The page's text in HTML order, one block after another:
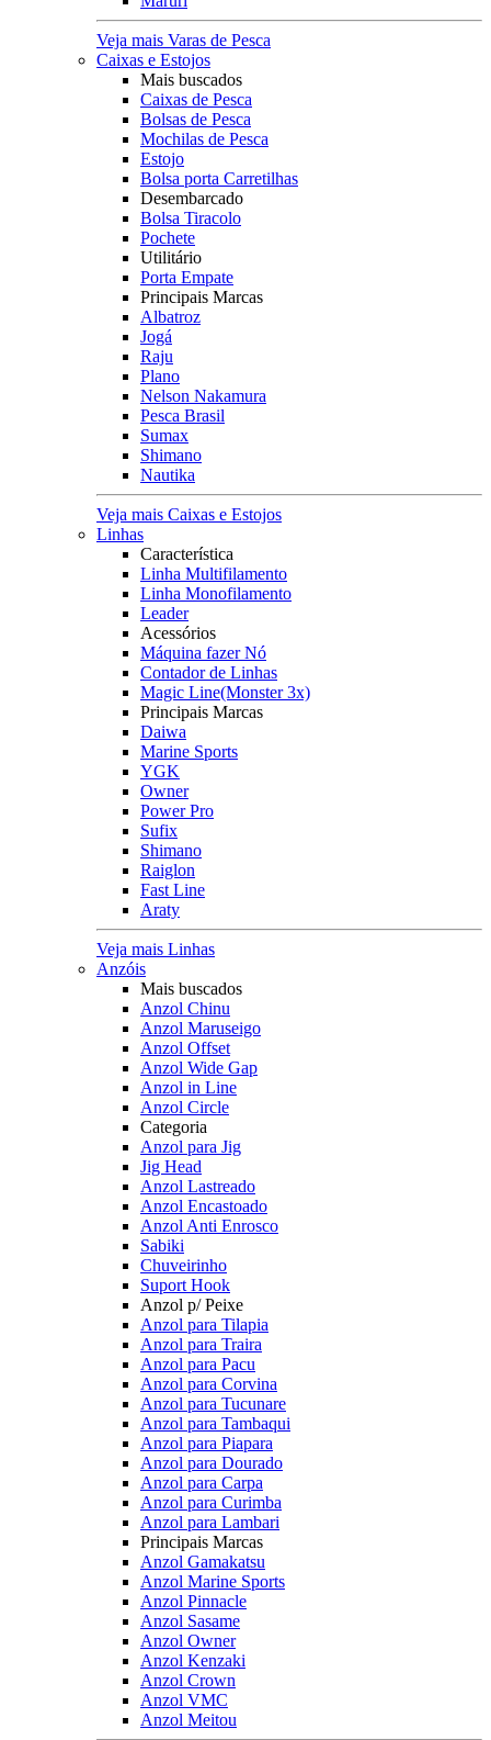
Veja mais Varas de Pesca
Caixas e Estojos
Mais buscados
Caixas de Pesca
Bolsas de Pesca
Mochilas de Pesca
Estojo
Bolsa porta Carretilhas
Desembarcado
Bolsa Tiracolo
Pochete
Utilitário
Porta Empate
Principais Marcas
Albatroz
Jogá
Raju
Plano
Nelson Nakamura
Pesca Brasil
Sumax
Shimano
Nautika
Veja mais Caixas e Estojos
Linhas
Característica
Linha Multifilamento
Linha Monofilamento
Leader
Acessórios
Máquina fazer Nó
Contador de Linhas
Magic Line(Monster 3x)
Principais Marcas
Daiwa
Marine Sports
YGK
Owner
Power Pro
Sufix
Shimano
Raiglon
Fast Line
Araty
Veja mais Linhas
Anzóis
Mais buscados
Anzol Chinu
Anzol Maruseigo
Anzol Offset
Anzol Wide Gap
Anzol in Line
Anzol Circle
Categoria
Anzol para Jig
Jig Head
Anzol Lastreado
Anzol Encastoado
Anzol Anti Enrosco
Sabiki
Chuveirinho
Suport Hook
Anzol p/ Peixe
Anzol para Tilapia
Anzol para Traira
Anzol para Pacu
Anzol para Corvina
Anzol para Tucunare
Anzol para Tambaqui
Anzol para Piapara
Anzol para Dourado
Anzol para Carpa
Anzol para Curimba
Anzol para Lambari
Principais Marcas
Anzol Gamakatsu
Anzol Marine Sports
Anzol Pinnacle
Anzol Sasame
Anzol Owner
Anzol Kenzaki
Anzol Crown
Anzol VMC
Anzol Meitou